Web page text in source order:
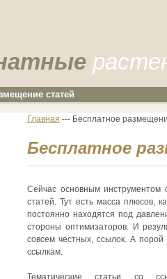
статей
Главная --- Бесплатное
Бесплатное
Сейчас основным инструментом
статей. Тут есть масса плюсов,
постоянно находятся под
стороны оптимизаторов. И
совсем честных, ссылок. А
ссылкам.
Тематические статьи со